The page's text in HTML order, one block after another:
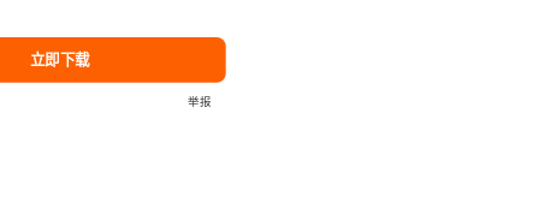
立即下载
举报